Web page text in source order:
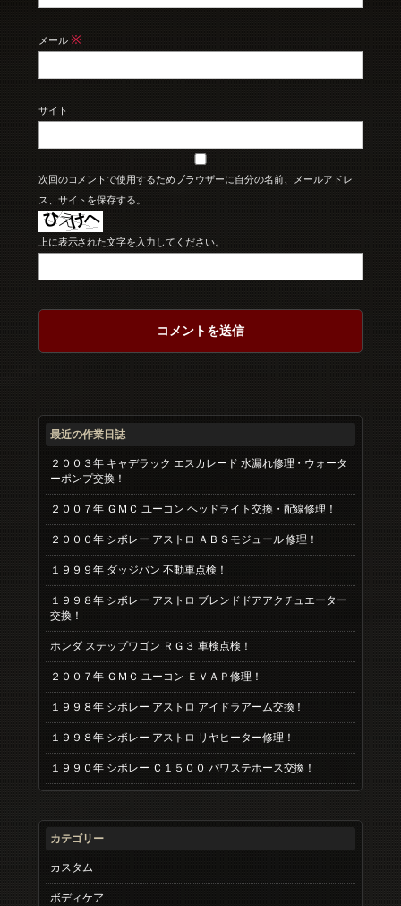
メール ※
サイト
次回のコメントで使用するためブラウザーに自分の名前、メールアドレ
ス、サイトを保存する。
上に表示された文字を入力してください。
最近の作業日誌
２００３年 キャデラック エスカレード 水漏れ修理・ウォータ
ーポンプ交換！
２００７年 ＧＭＣ ユーコン ヘッドライト交換・配線修理！
２０００年 シボレー アストロ ＡＢＳモジュール 修理！
１９９９年 ダッジバン 不動車点検！
１９９８年 シボレー アストロ ブレンドドアアクチュエーター
交換！
ホンダ ステップワゴン ＲＧ３ 車検点検！
２００７年 ＧＭＣ ユーコン ＥＶＡＰ修理！
１９９８年 シボレー アストロ アイドラアーム交換！
１９９８年 シボレー アストロ リヤヒーター修理！
１９９０年 シボレー Ｃ１５００ パワステホース交換！
カテゴリー
カスタム
ボディケア